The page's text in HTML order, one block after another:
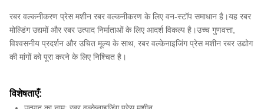
रबर वल्कनीकरण प्रेस मशीन रबर वल्कनीकरण के लिए वन-स्टॉप समाधान है।यह रबर
मोल्डिंग उद्यमों और रबर उत्पाद निर्माताओं के लिए आदर्श विकल्प है।उच्च गुणवत्ता,
विश्वसनीय प्रदर्शन और उचित मूल्य के साथ, रबर वल्केनाइजिंग प्रेस मशीन रबर उद्योग
की मांगों को पूरा करने के लिए निश्चित है।
विशेषताएँ: